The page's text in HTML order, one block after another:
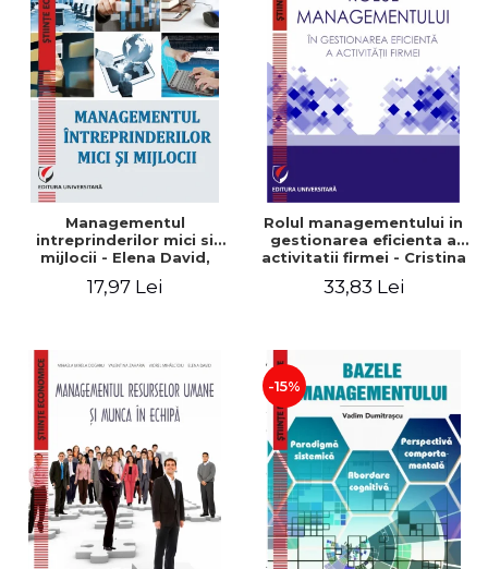
Managementul
intreprinderilor mici si
mijlocii - Elena David,
Roxana Carmen Ionescu,
17,97 Lei
Rolul managementului in
gestionarea eficienta a
activitatii firmei - Cristina
Gabriel Nastase, Mihaela-
33,83 Lei
-15%